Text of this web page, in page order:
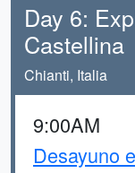
Day 6:
Castellina
Chianti, Italia
9:00AM
Desayuno